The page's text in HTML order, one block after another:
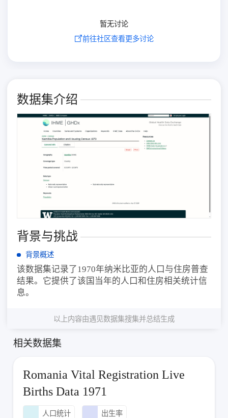
暂无讨论
前往社区查看更多讨论
数据集介绍
背景与挑战
背景概述
该数据集记录了1970年纳米比亚的人口与住房普查
结果。它提供了该国当年的人口和住房相关统计信
息。
以上内容由遇见数据集搜集并总结生成
相关数据集
Romania Vital Registration Live
Births Data 1971
人口统计 出生率